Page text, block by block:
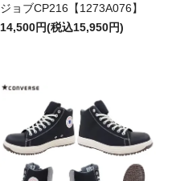
ジョブCP216【1273A076】
14,500円(税込15,950円)